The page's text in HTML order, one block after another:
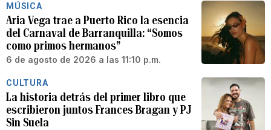
MÚSICA
Aria Vega trae a Puerto Rico la esencia
del Carnaval de Barranquilla: “Somos
como primos hermanos”
6 de agosto de 2026 a las 11:10 p.m.
CULTURA
La historia detrás del primer libro que
escribieron juntos Frances Bragan y PJ
Sin Suela